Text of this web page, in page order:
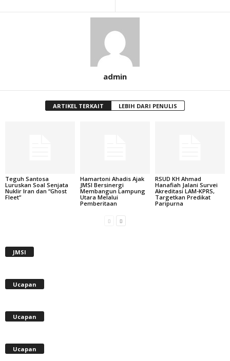
admin
ARTIKEL TERKAIT LEBIH DARI PENULIS
Teguh Santosa
Luruskan Soal Senjata
Nuklir Iran dan “Ghost
Fleet”
Hamartoni Ahadis Ajak
JMSI Bersinergi
Membangun Lampung
Utara Melalui
Pemberitaan
RSUD KH Ahmad
Hanafiah Jalani Survei
Akreditasi LAM-KPRS,
Targetkan Predikat
Paripurna
JMSI
Ucapan
Ucapan
Ucapan